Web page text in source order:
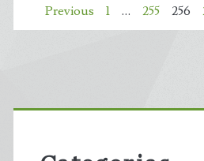
é
Paginação
Previous 1 … 255 256
Primary